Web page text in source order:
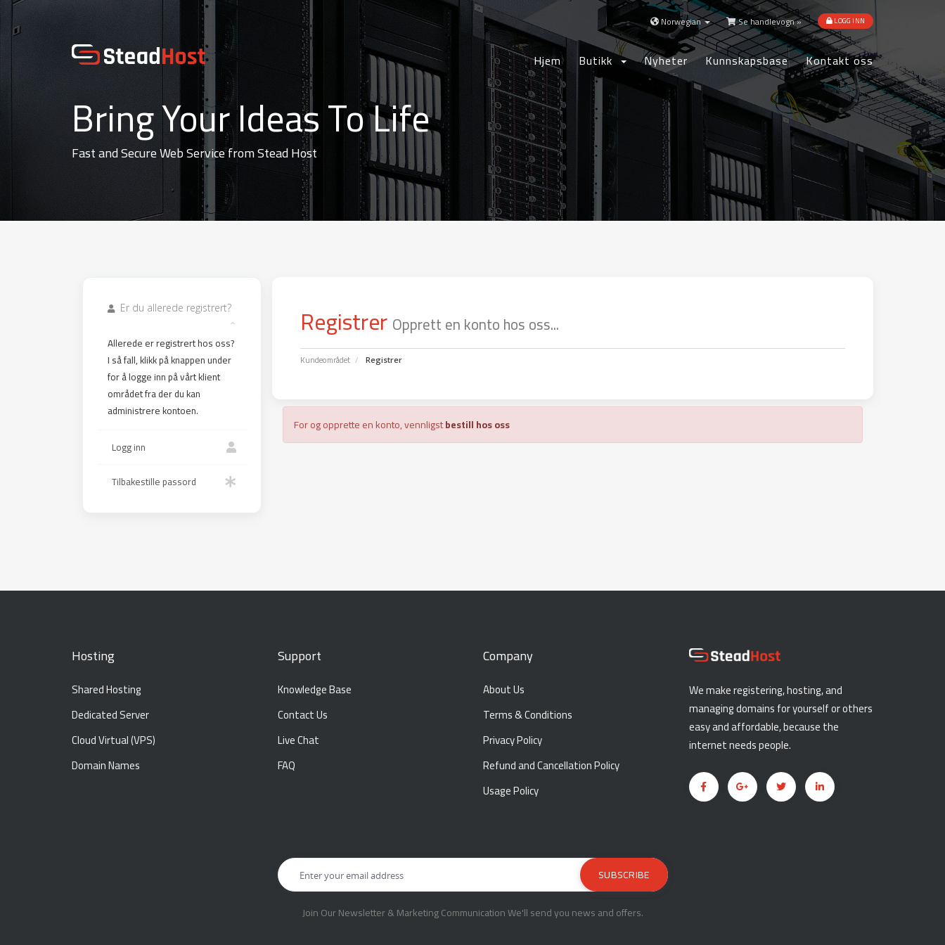
Norwegian Se handlevogn » LOGG INN
Hjem Butikk Nyheter Kunnskapsbase Kontakt oss
Bring Your Ideas To Life
Fast and Secure Web Service from Stead Host
Registrer Opprett en konto hos oss...
Kundeområdet Registrer
Er du allerede registrert?
Allerede er registrert hos oss?
I så fall, klikk på knappen under
for å logge inn på vårt klient
området fra der du kan
administrere kontoen.
Logg inn
Tilbakestille passord
For og opprette en konto, vennligstbestill hos oss
Hosting
Shared Hosting
Dedicated Server
Cloud Virtual (VPS)
Domain Names
Support
Knowledge Base
Contact Us
Live Chat
FAQ
Company
About Us
Terms & Conditions
Privacy Policy
Refund and Cancellation Policy
Usage Policy
We make registering, hosting, and
managing domains for yourself or others
easy and affordable, because the
internet needs people.
Join Our Newsletter & Marketing Communication We'll send you news and offers.